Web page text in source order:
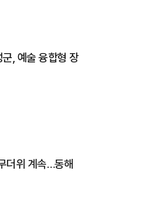
, 예술 융합형 장
더위 계속…동해